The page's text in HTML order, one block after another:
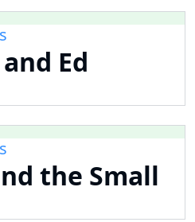
Ed
the Small